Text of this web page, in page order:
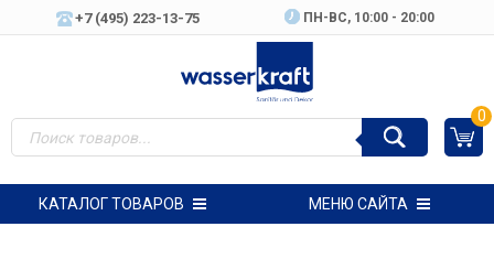
+7 (495) 223-13-75 ПН-ВC, 10:00 - 20:00
0
КАТАЛОГ ТОВАРОВ МЕНЮ САЙТА